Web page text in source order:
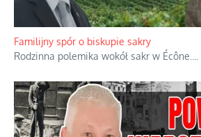
Familijny spór o biskupie sakry
Rodzinna polemika wokół sakr w Écône.